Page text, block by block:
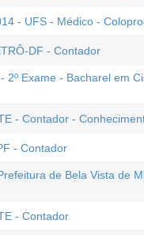
- UFS - Médico -
DF - Contador
2º Exame - Bacharel em
- Contador -
- Contador
de Bela Vista de
- Contador